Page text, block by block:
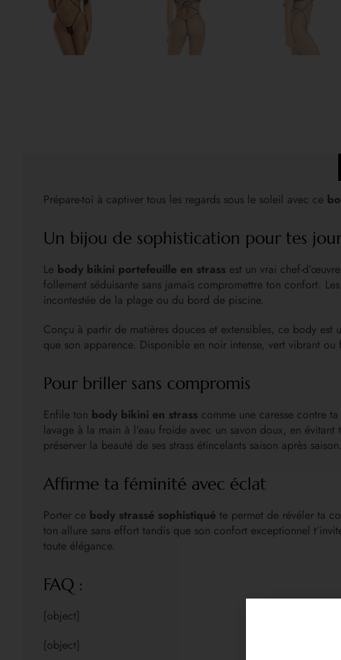
Prépare-toi à captiver tous les regards sous le soleil avec ce
Un bijou de sophistication pour tes
Le body bikini portefeuille en strass est un vrai chef-
follement séduisante sans jamais compromettre ton confort.
incontestée de la plage ou du bord de piscine.
Conçu à partir de matières douces et extensibles, ce body est
que son apparence. Disponible en noir intense, vert vibrant
Pour briller sans compromis
Enfile ton body bikini en strass comme une caresse contre
lavage à la main à l’eau froide avec un savon doux, en
préserver la beauté de ses strass étincelants saison après saison.
Affirme ta féminité avec éclat
Porter ce body strassé sophistiqué te permet de révéler ta
ton allure sans effort tandis que son confort exceptionnel
toute élégance.
FAQ :
{object}
{object}